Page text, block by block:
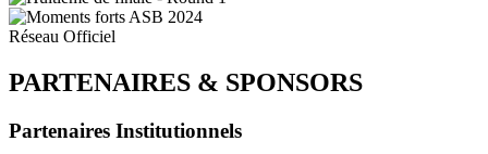
Réseau Officiel
PARTENAIRES & SPONSORS
Partenaires Institutionnels